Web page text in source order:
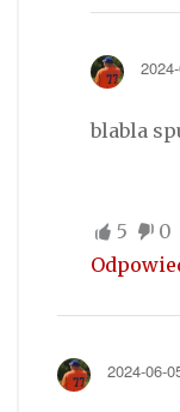
blabla
5
0
2024-06-